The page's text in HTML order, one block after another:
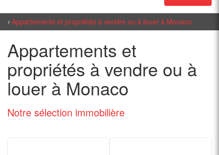
Appartements et propriétés à vendre ou à louer à Monaco
Appartements et
propriétés à vendre ou à
louer à Monaco
Notre sélection immobilière